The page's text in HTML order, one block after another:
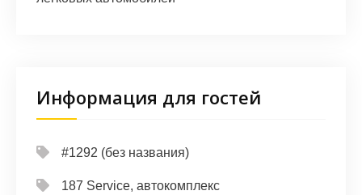
Информация для гостей
#1292 (без названия)
187 Service, автокомплекс